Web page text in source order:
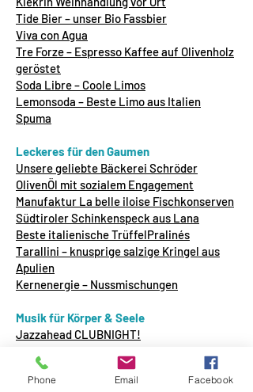
Tide Bier – unser Bio Fassbier
Viva con Agua
Tre Forze – Espresso Kaffee auf Olivenholz
geröstet
Soda Libre – Coole Limos
Lemonsoda – Beste Limo aus Italien
Spuma
Leckeres für den Gaumen
Unsere geliebte Bäckerei Schröder
OlivenÖl mit sozialem Engagement
Manufaktur La belle iloise Fischkonserven
Südtiroler Schinkenspeck aus Lana
Beste italienische TrüffelPralinés
Tarallini – knusprige salzige Kringel aus
Apulien
Kernenergie – Nussmischungen
Musik für Körper & Seele
Jazzahead CLUBNIGHT!
arttourist.com - Kultur im Netz
Flamenco
Phone Email Facebook